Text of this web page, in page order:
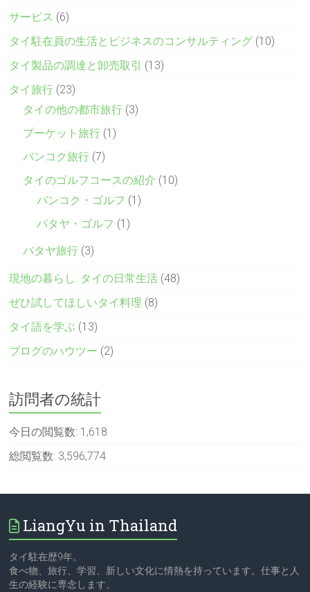
サービス (6)
タイ駐在員の生活とビジネスのコンサルティング (10)
タイ製品の調達と卸売取引 (13)
タイ旅行 (23)
タイの他の都市旅行 (3)
プーケット旅行 (1)
バンコク旅行 (7)
タイのゴルフコースの紹介 (10)
バンコク・ゴルフ (1)
パタヤ・ゴルフ (1)
パタヤ旅行 (3)
現地の暮らし: タイの日常生活 (48)
ぜひ試してほしいタイ料理 (8)
タイ語を学ぶ (13)
ブログのハウツー (2)
訪問者の統計
今日の閲覧数: 1,618
総閲覧数: 3,596,774
LiangYu in Thailand
タイ駐在歴9年。
食べ物、旅行、学習、新しい文化に情熱を持っています。仕事と人
生の経験に専念します。